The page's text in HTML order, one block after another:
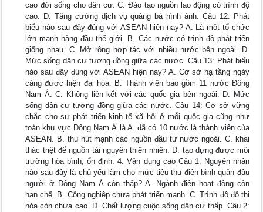
cao đời sống cho dân cư. C. Đào tạo nguồn lao động có trình độ
cao. D. Tăng cường dịch vụ quảng bá hình ảnh. Câu 12: Phát
biểu nào sau đây đúng với ASEAN hiện nay? A. Là một tổ chức
lớn mạnh hàng đầu thế giới. B. Các nước có trình độ phát triển
giống nhau. C. Mở rộng hợp tác với nhiều nước bên ngoài. D.
Mức sống dân cư tương đồng giữa các nước. Câu 13: Phát biểu
nào sau đây đúng với ASEAN hiện nay? A. Cơ sở hạ tầng ngày
càng được hiện đại hóa. B. Thành viên bao gồm 11 nước Đông
Nam Á. C. Không liên kết với các quốc gia bên ngoài. D. Mức
sống dân cư tương đồng giữa các nước. Câu 14: Cơ sở vững
chắc cho sự phát triển kinh tế xã hội ở mỗi quốc gia cũng như
toàn khu vực Đông Nam Á là A. đã có 10 nước là thành viên của
ASEAN. B. thu hút mạnh các nguồn đầu tư nước ngoài. C. khai
thác triệt để nguồn tài nguyên thiên nhiên. D. tạo dựng được môi
trường hòa bình, ổn định. 4. Vận dụng cao Câu 1: Nguyên nhân
nào sau đây là chủ yếu làm cho mức tiêu thụ điện bình quân đầu
người ở Đông Nam Á còn thấp? A. Ngành điện hoạt động còn
hạn chế. B. Công nghiệp chưa phát triển mạnh. C. Trình độ đô thị
hóa còn chưa cao. D. Chất lượng cuộc sống dân cư thấp. Câu 2: